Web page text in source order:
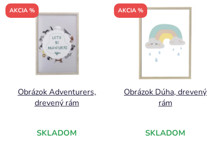
AKCIA %
Obrázok Adventurers,
drevený rám
SKLADOM
AKCIA %
Obrázok Dúha, drevený
rám
SKLADOM